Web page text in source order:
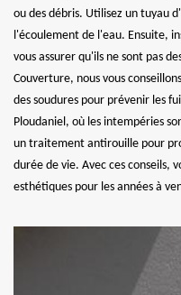
ou des débris. Utilisez un tuyau
l'écoulement de l'eau. Ensuite,
vous assurer qu'ils ne sont pas
Couverture, nous vous
des soudures pour prévenir les
Ploudaniel, où les intempéries
un traitement antirouille pour
durée de vie. Avec ces conseils,
esthétiques pour les années à